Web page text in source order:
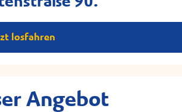
losfahren
Angebot